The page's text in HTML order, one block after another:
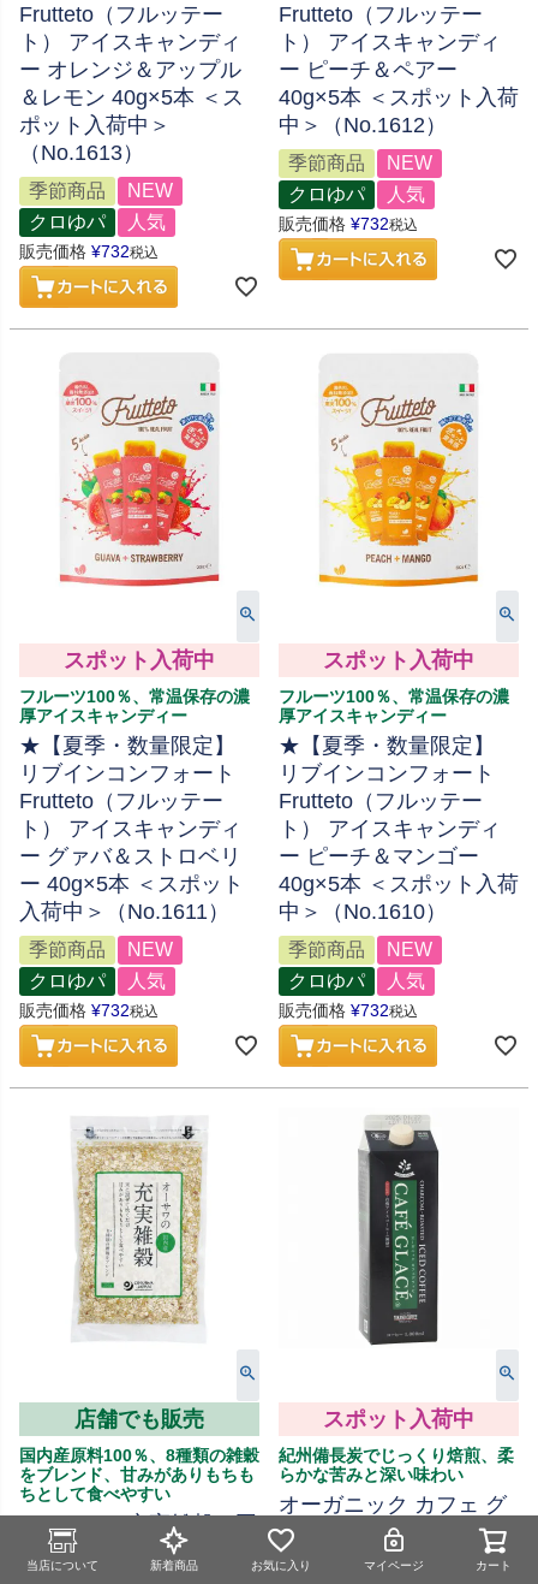
当店について 新着商品 お気に入り マイページ カート
Frutteto（フルッテー
ト） アイスキャンディ
ー オレンジ＆アップル
＆レモン 40g×5本 ＜ス
ポット入荷中＞
（No.1613）
季節商品
NEW
クロゆパ
人気
販売価格 ¥732税込
Frutteto（フルッテー
ト） アイスキャンディ
ー ピーチ＆ペアー
40g×5本 ＜スポット入荷
中＞（No.1612）
季節商品
NEW
クロゆパ
人気
販売価格 ¥732税込
スポット入荷中
フルーツ100％、常温保存の濃
厚アイスキャンディー
★【夏季・数量限定】
リブインコンフォート
Frutteto（フルッテー
ト） アイスキャンディ
ー グァバ＆ストロベリ
ー 40g×5本 ＜スポット
入荷中＞（No.1611）
季節商品
NEW
クロゆパ
人気
販売価格 ¥732税込
スポット入荷中
フルーツ100％、常温保存の濃
厚アイスキャンディー
★【夏季・数量限定】
リブインコンフォート
Frutteto（フルッテー
ト） アイスキャンディ
ー ピーチ＆マンゴー
40g×5本 ＜スポット入荷
中＞（No.1610）
季節商品
NEW
クロゆパ
人気
販売価格 ¥732税込
店舗でも販売
国内産原料100％、8種類の雑穀
をブレンド、甘みがありもちも
ちとして食べやすい
オーサワの充実雑穀（国
内産) 250g｜オーサワジ
ャパン
スポット入荷中
紀州備長炭でじっくり焙煎、柔
らかな苦みと深い味わい
オーガニック カフェ グ
ラッセ 有機アイスコー
ヒー 無糖 1L｜麻布タカ